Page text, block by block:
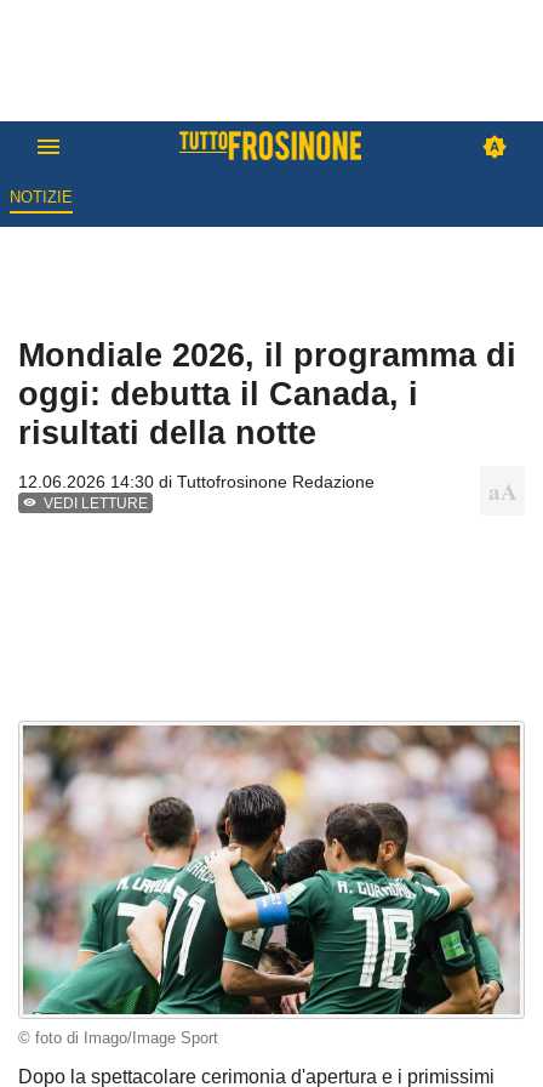
NOTIZIE
Mondiale 2026, il programma di
oggi: debutta il Canada, i
risultati della notte
12.06.2026 14:30 di Tuttofrosinone Redazione
VEDI LETTURE
© foto di Imago/Image Sport
Dopo la spettacolare cerimonia d'apertura e i primissimi